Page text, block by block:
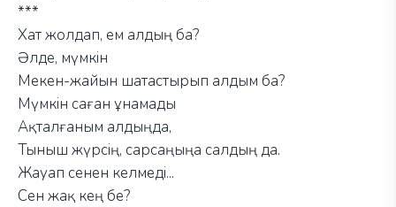
***
Хат жолдап, ем алдың ба?
Әлде, мүмкін
Мекен-жайын шатастырып алдым ба?
Мүмкін саған ұнамады
Ақталғаным алдыңда,
Тыныш жүрсің, сарсаңыңа салдың да.
Жауап сенен келмеді...
Сен жақ кең бе?